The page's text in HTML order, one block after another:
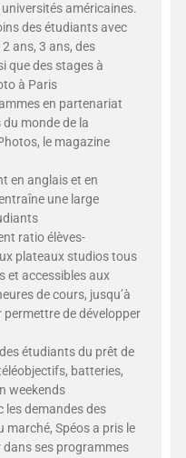
américaines.
des étudiants avec
ans, 3 ans, des
que des stages à
à Paris
en partenariat
monde de la
le magazine
en anglais et en
une large
ratio élèves-
plateaux studios tous
et accessibles aux
de cours, jusqu’à
permettre de développer
étudiants du prêt de
batteries,
weekends
les demandes des
marché, Spéos a pris le
ses programmes